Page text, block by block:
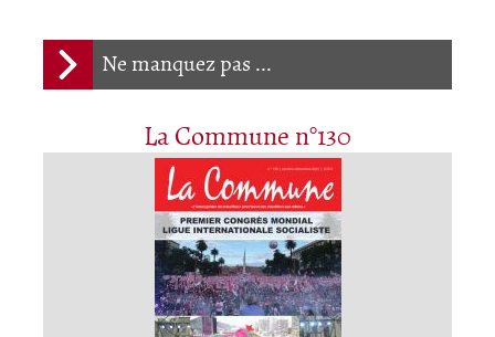
Ne manquez pas ...
La Commune n°130